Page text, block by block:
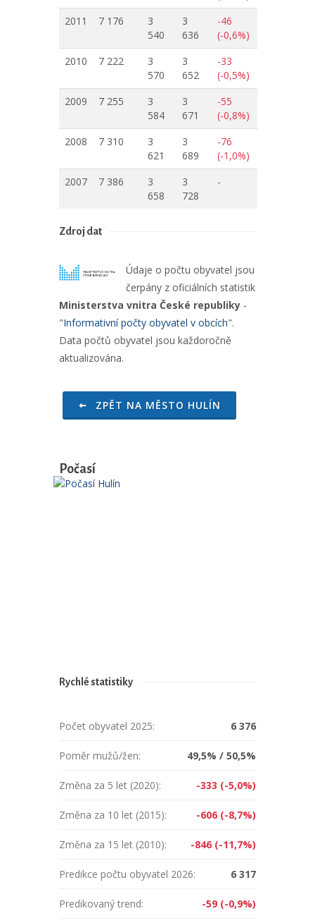
2011
7 176
3
540
3
636
-46
(-0,6%)
2010
7 222
3
570
3
652
-33
(-0,5%)
2009
7 255
3
584
3
671
-55
(-0,8%)
2008
7 310
3
621
3
689
-76
(-1,0%)
2007
7 386
3
658
3
728
-
Zdroj dat
Údaje o počtu obyvatel jsou
čerpány z oficiálních statistik
Ministerstva vnitra České republiky -
"Informativní počty obyvatel v obcích".
Data počtů obyvatel jsou každoročně
aktualizována.
ZPĚT NA MĚSTO HULÍN
Počasí
Rychlé statistiky
Počet obyvatel 2025: 6 376
Poměr mužů/žen: 49,5% / 50,5%
Změna za 5 let (2020): -333 (-5,0%)
Změna za 10 let (2015): -606 (-8,7%)
Změna za 15 let (2010): -846 (-11,7%)
Predikce počtu obyvatel 2026: 6 317
Predikovaný trend: -59 (-0,9%)